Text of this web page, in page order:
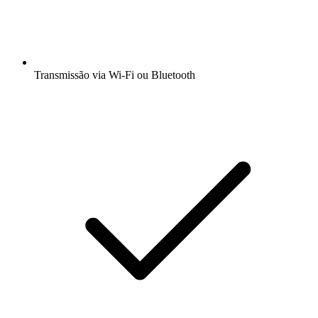
Transmissão via Wi-Fi ou Bluetooth